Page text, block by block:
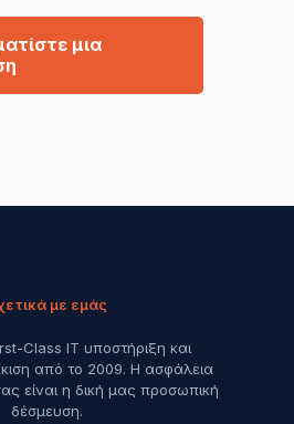
μια
με εμάς
Class IT υποστήριξη και
από το 2009. Η ασφάλεια
είναι η δική μας προσωπική
δέσμευση.